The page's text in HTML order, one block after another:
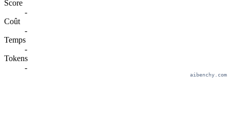
Score
-
Coût
-
Temps
-
Tokens
-